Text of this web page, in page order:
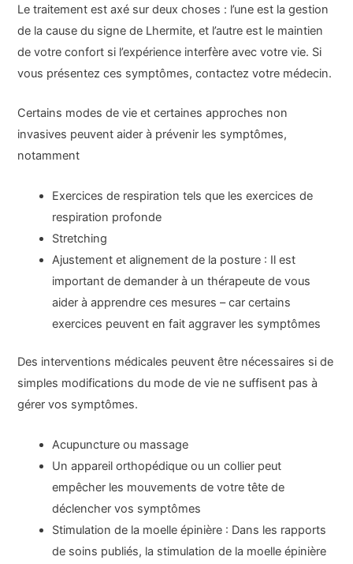
Le traitement est axé sur deux choses : l’une est la gestion
de la cause du signe de Lhermite, et l’autre est le maintien
de votre confort si l’expérience interfère avec votre vie. Si
vous présentez ces symptômes, contactez votre médecin.
Certains modes de vie et certaines approches non
invasives peuvent aider à prévenir les symptômes,
notamment
Exercices de respiration tels que les exercices de
respiration profonde
Stretching
Ajustement et alignement de la posture : Il est
important de demander à un thérapeute de vous
aider à apprendre ces mesures – car certains
exercices peuvent en fait aggraver les symptômes
Des interventions médicales peuvent être nécessaires si de
simples modifications du mode de vie ne suffisent pas à
gérer vos symptômes.
Acupuncture ou massage
Un appareil orthopédique ou un collier peut
empêcher les mouvements de votre tête de
déclencher vos symptômes
Stimulation de la moelle épinière : Dans les rapports
de soins publiés, la stimulation de la moelle épinière